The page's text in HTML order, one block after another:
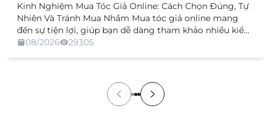
Kinh Nghiệm Mua Tóc Giả Online: Cách Chọn Đúng, Tự
Nhiên Và Tránh Mua Nhầm Mua tóc giả online mang
đến sự tiện lợi, giúp bạn dễ dàng tham khảo nhiều kiểu
dáng, chất liệu và mức giá mà không cần trực tiếp đến
08/2026 29305